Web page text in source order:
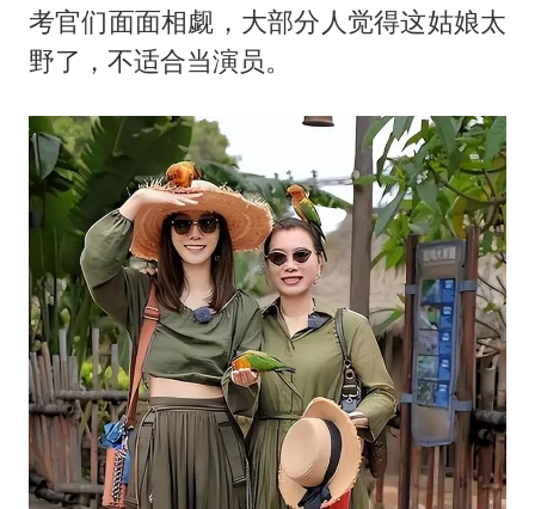
考官们面面相觑，大部分人觉得这姑娘太
野了，不适合当演员。